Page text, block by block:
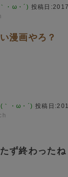
・ω・´) 投稿日
漫画やろ？
｀・ω・´) 投稿日
ず終わったね